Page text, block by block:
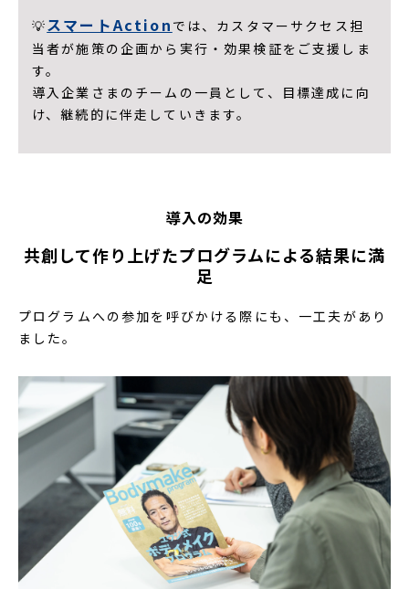
💡スマートAction では、カスタマーサクセス担
当者が施策の企画から実行・効果検証をご支援しま
す。
導入企業さまのチームの一員として、目標達成に向
け、継続的に伴走していきます。
導入の効果
共創して作り上げたプログラムによる結果に満
足
プログラムへの参加を呼びかける際にも、一工夫があり
ました。